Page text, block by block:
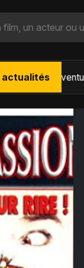
actualités L'Âge de Glace : Le Réveil du Volcan – Manny, Sid et Diego de retour pour une aventure explosive